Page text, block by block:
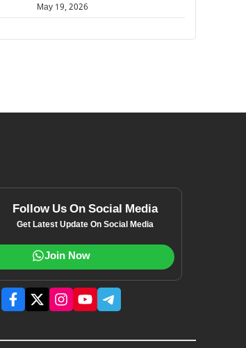
May 19, 2026
Follow Us On Social Media
Get Latest Update On Social Media
Join Now